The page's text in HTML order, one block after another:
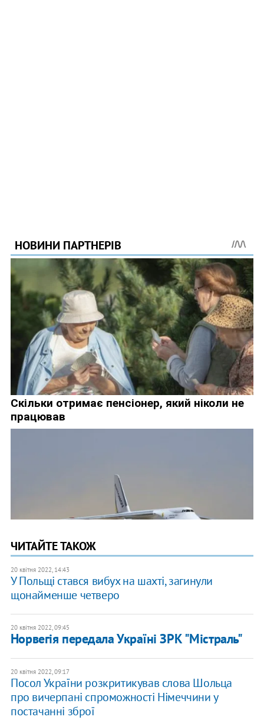
ЧИТАЙТЕ ТАКОЖ
20 квітня 2022, 14:43
У Польщі стався вибух на шахті, загинули
щонайменше четверо
20 квітня 2022, 09:45
Норвегія передала Україні ЗРК "Містраль"
20 квітня 2022, 09:17
Посол України розкритикував слова Шольца
про вичерпані спроможності Німеччини у
постачанні зброї